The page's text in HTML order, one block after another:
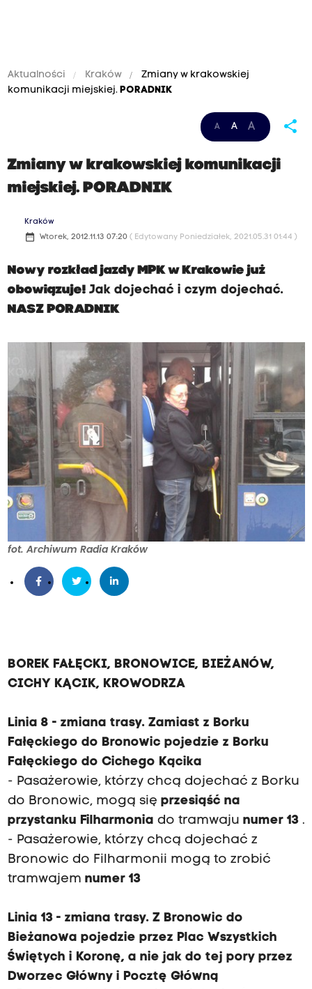
Aktualności Kraków
Zmiany w krakowskiej
komunikacji miejskiej. PORADNIK
A A A share
Zmiany w krakowskiej komunikacji
miejskiej.PORADNIK
Kraków
date_range Wtorek, 2012.11.13 07:20 ( Edytowany Poniedziałek, 2021.05.31 01:44 )
Nowy rozkład jazdy MPK w Krakowie już
obowiązuje! Jak dojechać i czym dojechać.
NASZ PORADNIK
fot. Archiwum Radia Kraków
BOREK FAŁĘCKI, BRONOWICE, BIEŻANÓW,
CICHY KĄCIK, KROWODRZA
Linia 8 - zmiana trasy. Zamiast z Borku
Fałęckiego do Bronowic pojedzie z Borku
Fałęckiego do Cichego Kącika
- Pasażerowie, którzy chcą dojechać z Borku
do Bronowic, mogą się przesiąść na
przystanku Filharmonia do tramwaju numer 13.
- Pasażerowie, którzy chcą dojechać z
Bronowic do Filharmonii mogą to zrobić
tramwajem numer 13
Linia 13 - zmiana trasy. Z Bronowic do
Bieżanowa pojedzie przez Plac Wszystkich
Świętych i Koronę, a nie jak do tej pory przez
Dworzec Główny i Pocztę Główną